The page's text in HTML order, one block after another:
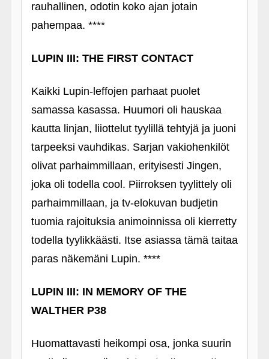
rauhallinen, odotin koko ajan jotain
pahempaa. ****
LUPIN III: THE FIRST CONTACT
Kaikki Lupin-leffojen parhaat puolet
samassa kasassa. Huumori oli hauskaa
kautta linjan, liiottelut tyylillä tehtyjä ja juoni
tarpeeksi vauhdikas. Sarjan vakiohenkilöt
olivat parhaimmillaan, erityisesti Jingen,
joka oli todella cool. Piirroksen tyylittely oli
parhaimmillaan, ja tv-elokuvan budjetin
tuomia rajoituksia animoinnissa oli kierretty
todella tyylikkäästi. Itse asiassa tämä taitaa
paras näkemäni Lupin. ****
LUPIN III: IN MEMORY OF THE
WALTHER P38
Huomattavasti heikompi osa, jonka suurin